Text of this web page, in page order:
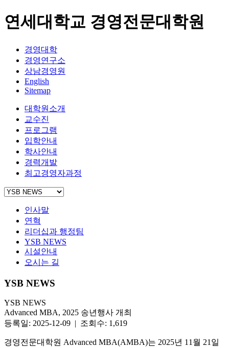
연세대학교 경영전문대학원
경영대학
경영연구소
상남경영원
English
Sitemap
대학원소개
교수진
프로그램
입학안내
학사안내
경력개발
최고경영자과정
인사말
연혁
리더십과 행정팀
YSB NEWS
시설안내
오시는 길
YSB NEWS
YSB NEWS
Advanced MBA, 2025 송년행사 개최
등록일: 2025-12-09 | 조회수: 1,619
경영전문대학원 Advanced MBA(AMBA)는 2025년 11월 21일